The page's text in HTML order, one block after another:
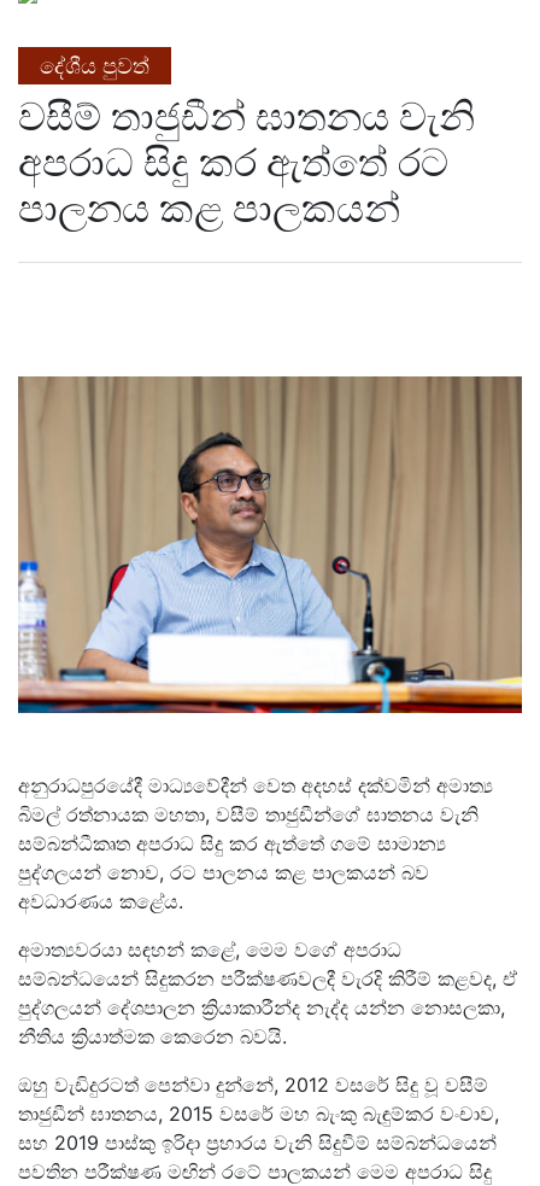
දේශීය පුවත්
වසීම් තාජුඩීන් ඝාතනය වැනි
අපරාධ සිදු කර ඇත්තේ රට
පාලනය කළ පාලකයන්
අනුරාධපුරයේදී මාධ්‍යවේදීන් වෙත අදහස් දක්වමින් අමාත්‍ය
බිමල් රත්නායක මහතා, වසීම් තාජුඩීන්ගේ ඝාතනය වැනි
සම්බන්ධීකෘත අපරාධ සිදු කර ඇත්තේ ගමේ සාමාන්‍ය
පුද්ගලයන් නොව, රට පාලනය කළ පාලකයන් බව
අවධාරණය කළේය.
අමාත්‍යවරයා සඳහන් කළේ, මෙම වගේ අපරාධ
සම්බන්ධයෙන් සිදුකරන පරීක්ෂණවලදී වැරදි කිරීම් කළවද, ඒ
පුද්ගලයන් දේශපාලන ක්‍රියාකාරීන්ද නැද්ද යන්න නොසලකා,
නීතිය ක්‍රියාත්මක කෙරෙන බවයි.
ඔහු වැඩිදුරටත් පෙන්වා දුන්නේ, 2012 වසරේ සිදු වූ වසීම්
තාජුඩීන් ඝාතනය, 2015 වසරේ මහ බැංකු බැඳුම්කර වංචාව,
සහ 2019 පාස්කු ඉරිදා ප්‍රහාරය වැනි සිදුවීම් සම්බන්ධයෙන්
පවතින පරීක්ෂණ මඟින් රටේ පාලකයන් මෙම අපරාධ සිදු